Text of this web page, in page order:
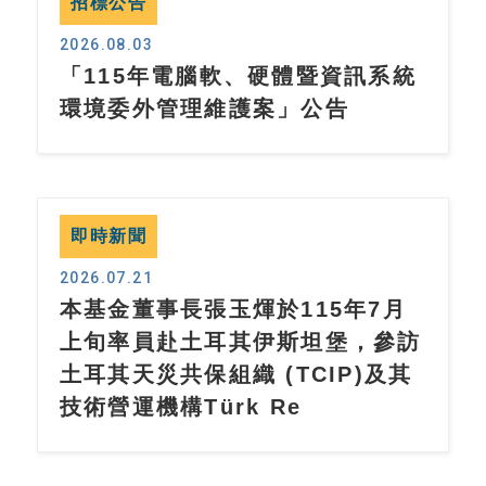
2026.08.03
「115年電腦軟、硬體暨資訊系統
環境委外管理維護案」公告
即時新聞
2026.07.21
本基金董事長張玉煇於115年7月
上旬率員赴土耳其伊斯坦堡，參訪
土耳其天災共保組織 (TCIP)及其
技術營運機構Türk Re